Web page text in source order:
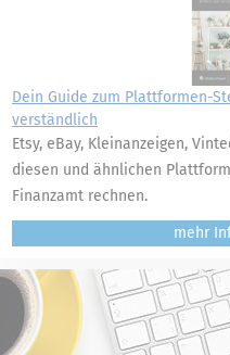
Dein Guide zum Plattformen-
verständlich
Etsy, eBay, Kleinanzeigen,
diesen und ähnlichen
Finanzamt rechnen.
mehr